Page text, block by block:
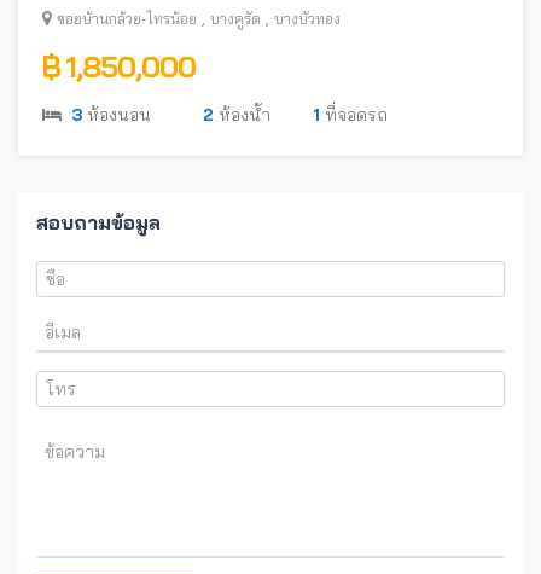
ซอยบ้านกล้วย-ไทรน้อย บางคูรัด บางบัวทอง
฿ 1,850,000
3 ห้องนอน 2 ห้องน้ำ 1 ที่จอดรถ
สอบถามข้อมูล